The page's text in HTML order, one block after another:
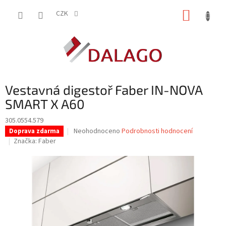
CZK
Vestavná digestoř Faber IN-NOVA
SMART X A60
305.0554.579
Doprava zdarma
Průměrné
je
z
Neohodnoceno Podrobnosti hodnocení
Značka: Faber